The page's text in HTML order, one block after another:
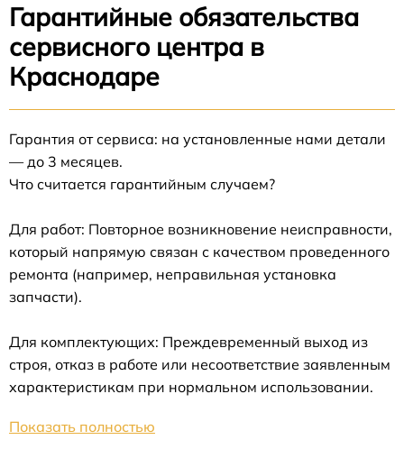
Гарантийные обязательства
сервисного центра в
Краснодаре
Гарантия от сервиса: на установленные нами детали
— до 3 месяцев.
Что считается гарантийным случаем?
Для работ: Повторное возникновение неисправности,
который напрямую связан с качеством проведенного
ремонта (например, неправильная установка
запчасти).
Для комплектующих: Преждевременный выход из
строя, отказ в работе или несоответствие заявленным
характеристикам при нормальном использовании.
Показать полностью